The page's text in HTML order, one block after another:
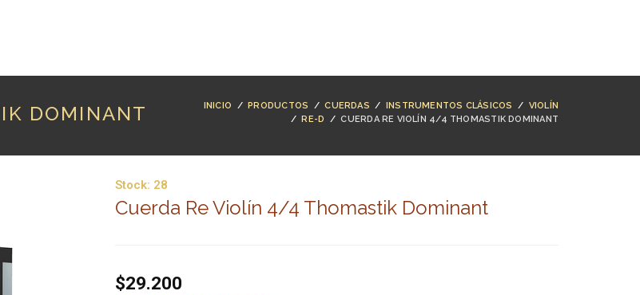
DOMINANT INICIO / PRODUCTOS /CUERDAS / INSTRUMENTOS CLÁSICOS / VIOLÍN
/
RE-D /CUERDA RE VIOLÍN 4/4 THOMASTIK DOMINANT
Stock: 28
Cuerda Re Violín 4/4 Thomastik Dominant
$29.200